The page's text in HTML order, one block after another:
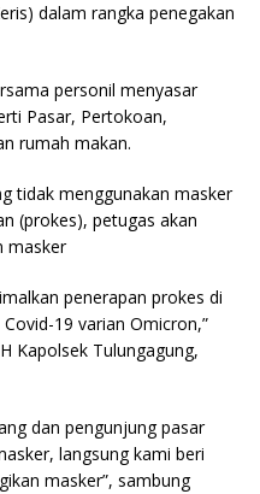
dalam rangka penegakan
personil menyasar
Pasar, Pertokoan,
rumah makan.
tidak menggunakan masker
(prokes), petugas akan
masker
penerapan prokes di
19 varian Omicron,”
Kapolsek Tulungagung,
dan pengunjung pasar
langsung kami beri
masker”, sambung